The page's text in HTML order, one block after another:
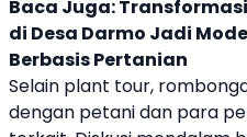
Baca Juga:
di Desa Darmo Jadi
Berbasis Pertanian
Selain plant tour,
dengan petani dan para